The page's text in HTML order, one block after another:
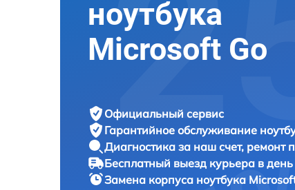
ноутбука
Microsoft Go
Официальный сервис
Гарантийное обслуживание
Диагностика за наш счет, ремонт
Бесплатный выезд курьера в
Замена корпуса ноутбука